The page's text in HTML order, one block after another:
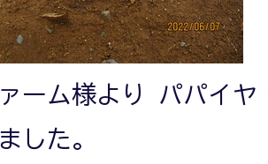
ーム様より パパイ
した。